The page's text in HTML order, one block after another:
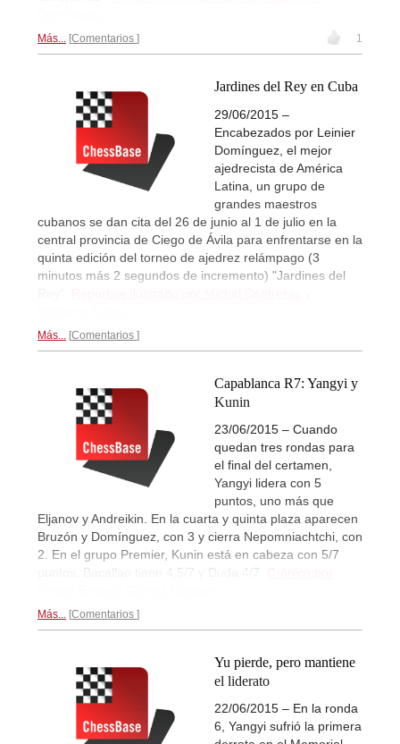
Más... Comentarios 1
Jardines del Rey en Cuba
29/06/2015 –
Encabezados por Leinier
Domínguez, el mejor
ajedrecista de América
Latina, un grupo de
grandes maestros
cubanos se dan cita del 26 de junio al 1 de julio en la
central provincia de Ciego de Ávila para enfrentarse en la
quinta edición del torneo de ajedrez relámpago (3
minutos más 2 segundos de incremento) "Jardines del
Más... Comentarios
Capablanca R7: Yangyi y
Kunin
23/06/2015 – Cuando
quedan tres rondas para
el final del certamen,
Yangyi lidera con 5
puntos, uno más que
Eljanov y Andreikin. En la cuarta y quinta plaza aparecen
Bruzón y Domínguez, con 3 y cierra Nepomniachtchi, con
2. En el grupo Premier, Kunin está en cabeza con 5/7
puntos, Bacallao tiene 4,5/7 y Duda 4/7.
Crónica por
Más... Comentarios
Yu pierde, pero mantiene
el liderato
22/06/2015 – En la ronda
6, Yangyi sufrió la primera